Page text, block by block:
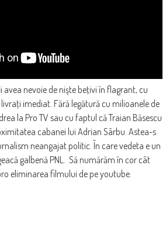
avea nevoie de nişte beţivi în flagrant, cu
imediat. Fără legătură cu milioanele de
la Pro TV sau cu faptul că Traian Băsescu
cabanei lui Adrian Sârbu. Astea-s
neangajat politic. În care vedeta e un
galbenă PNL. Să numărăm în cor cât
eliminarea filmului de pe youtube.